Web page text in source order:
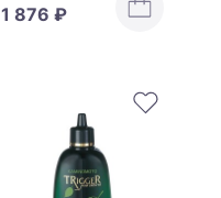
1 876 ₽